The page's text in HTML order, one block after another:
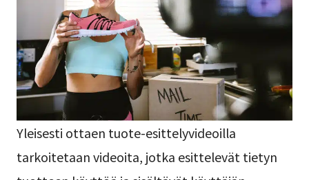
Yleisesti ottaen tuote-esittelyvideoilla
tarkoitetaan videoita, jotka esittelevät tietyn